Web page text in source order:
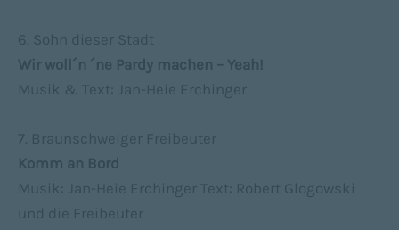
6. Sohn dieser Stadt
Wir woll´n ´ne Pardy machen – Yeah!
Musik & Text: Jan-Heie Erchinger
7. Braunschweiger Freibeuter
Komm an Bord
Musik: Jan-Heie Erchinger Text: Robert Glogowski
und die Freibeuter